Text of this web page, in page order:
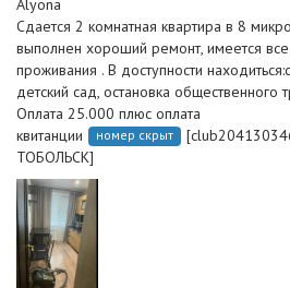
Сдается 2 комнатная квартира в 8
выполнен хороший ремонт, имеется
проживания . В доступности
детский сад, остановка общественного
Оплата 25.000 плюс оплата
квитанции
номер скрыт
ТОБОЛЬСК]